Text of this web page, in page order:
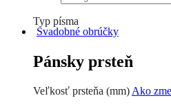
Svadobné obrúčky
Typ písma
Pánsky prsteň
Veľkosť prsteňa (mm) Ako